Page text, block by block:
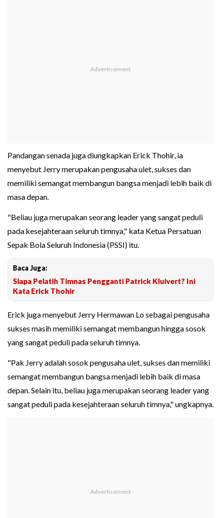
Pandangan senada juga diungkapkan Erick Thohir, ia
menyebut Jerry merupakan pengusaha ulet, sukses dan
memiliki semangat membangun bangsa menjadi lebih baik di
masa depan.
"Beliau juga merupakan seorang leader yang sangat peduli
pada kesejahteraan seluruh timnya," kata Ketua Persatuan
Sepak Bola Seluruh Indonesia (PSSI) itu.
Baca Juga:
Siapa Pelatih Timnas Pengganti Patrick Kluivert? Ini
Kata Erick Thohir
Erick juga menyebut Jerry Hermawan Lo sebagai pengusaha
sukses masih memiliki semangat membangun hingga sosok
yang sangat peduli pada seluruh timnya.
"Pak Jerry adalah sosok pengusaha ulet, sukses dan memiliki
semangat membangun bangsa menjadi lebih baik di masa
depan. Selain itu, beliau juga merupakan seorang leader yang
sangat peduli pada kesejahteraan seluruh timnya," ungkapnya.